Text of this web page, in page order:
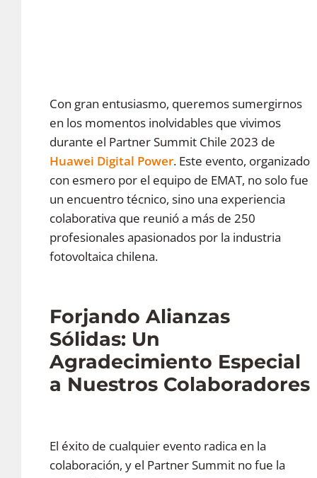
Con gran entusiasmo, queremos sumergirnos
en los momentos inolvidables que vivimos
durante el Partner Summit Chile 2023 de
Huawei Digital Power. Este evento, organizado
con esmero por el equipo de EMAT, no solo fue
un encuentro técnico, sino una experiencia
colaborativa que reunió a más de 250
profesionales apasionados por la industria
fotovoltaica chilena.
Forjando Alianzas
Sólidas: Un
Agradecimiento Especial
a Nuestros Colaboradores
El éxito de cualquier evento radica en la
colaboración, y el Partner Summit no fue la